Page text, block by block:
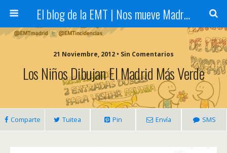
El blog de la EMT | Nos mueve Madrid
21 Noviembre, 2012 • Sin Comentarios
Los Niños Dibujan El Madrid Más Verde
Comparte Tuitea Pin Envía SMS